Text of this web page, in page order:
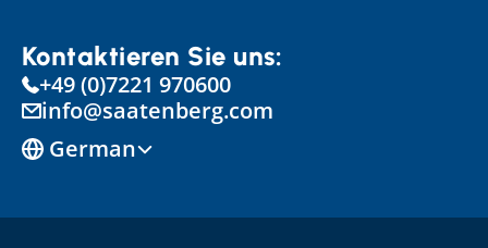
Kontaktieren Sie uns:
+49 (0)7221 970600
info@saatenberg.com
German